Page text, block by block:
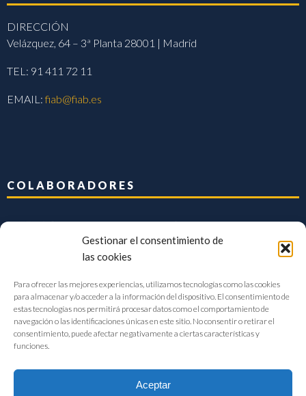
Gestionar el consentimiento de
las cookies
Para ofrecer las mejores experiencias, utilizamos tecnologías como las cookies
para almacenar y/o acceder a la información del dispositivo. El consentimiento de
estas tecnologías nos permitirá procesar datos como el comportamiento de
navegación o las identificaciones únicas en este sitio. No consentir o retirar el
consentimiento, puede afectar negativamente a ciertas características y
funciones.
Aceptar
DIRECCIÓN
Velázquez, 64 – 3ª Planta 28001 | Madrid
TEL: 91 411 72 11
EMAIL:fiab@fiab.es
COLABORADORES